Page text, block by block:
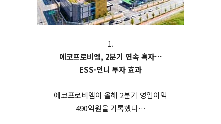
1.
에코프로비엠, 2분기 연속 흑자…
ESS·인니 투자 효과
에코프로비엠이 올해 2분기 영업이익
490억원을 기록했다…